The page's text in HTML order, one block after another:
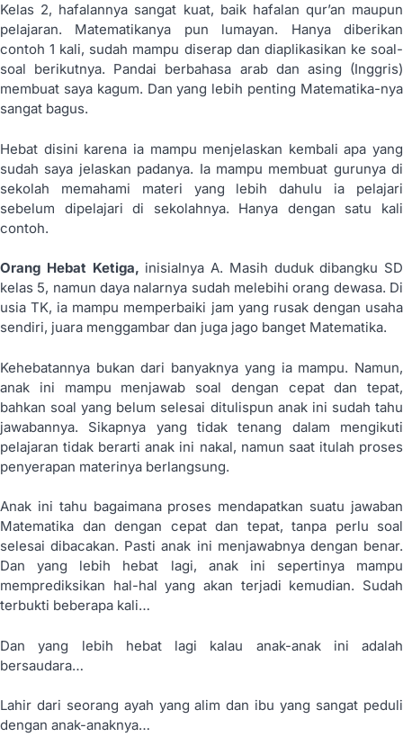
Kelas 2, hafalannya sangat kuat, baik hafalan qur’an maupun
pelajaran. Matematikanya pun lumayan. Hanya diberikan
contoh 1 kali, sudah mampu diserap dan diaplikasikan ke soal-
soal berikutnya. Pandai berbahasa arab dan asing (Inggris)
membuat saya kagum. Dan yang lebih penting Matematika-nya
sangat bagus.
Hebat disini karena ia mampu menjelaskan kembali apa yang
sudah saya jelaskan padanya. Ia mampu membuat gurunya di
sekolah memahami materi yang lebih dahulu ia pelajari
sebelum dipelajari di sekolahnya. Hanya dengan satu kali
contoh.
Orang Hebat Ketiga, inisialnya A. Masih duduk dibangku SD
kelas 5, namun daya nalarnya sudah melebihi orang dewasa. Di
usia TK, ia mampu memperbaiki jam yang rusak dengan usaha
sendiri, juara menggambar dan juga jago banget Matematika.
Kehebatannya bukan dari banyaknya yang ia mampu. Namun,
anak ini mampu menjawab soal dengan cepat dan tepat,
bahkan soal yang belum selesai ditulispun anak ini sudah tahu
jawabannya. Sikapnya yang tidak tenang dalam mengikuti
pelajaran tidak berarti anak ini nakal, namun saat itulah proses
penyerapan materinya berlangsung.
Anak ini tahu bagaimana proses mendapatkan suatu jawaban
Matematika dan dengan cepat dan tepat, tanpa perlu soal
selesai dibacakan. Pasti anak ini menjawabnya dengan benar.
Dan yang lebih hebat lagi, anak ini sepertinya mampu
memprediksikan hal-hal yang akan terjadi kemudian. Sudah
terbukti beberapa kali…
Dan yang lebih hebat lagi kalau anak-anak ini adalah
bersaudara…
Lahir dari seorang ayah yang alim dan ibu yang sangat peduli
dengan anak-anaknya…